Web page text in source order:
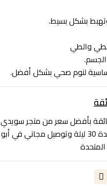
بشكل بسيط.
والطي
لنوم صحي بشكل أفضل.
بأفضل سعر من متجر سويدي
دريمز اون لاين. استمتع بتجربة مجانية لمدة 30 ليلة وتوصيل مجاني في أبو